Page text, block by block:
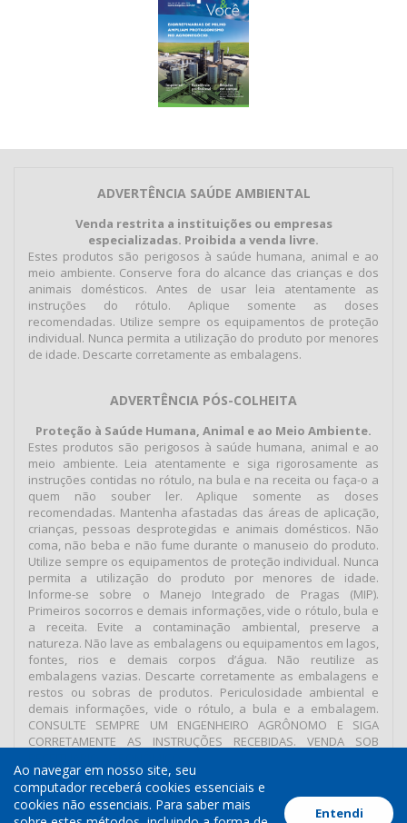
ADVERTÊNCIA SAÚDE AMBIENTAL
Venda restrita a instituições ou empresas
especializadas. Proibida a venda livre.
Estes produtos são perigosos à saúde humana, animal e ao
meio ambiente. Conserve fora do alcance das crianças e dos
animais domésticos. Antes de usar leia atentamente as
instruções do rótulo. Aplique somente as doses
recomendadas. Utilize sempre os equipamentos de proteção
individual. Nunca permita a utilização do produto por menores
de idade. Descarte corretamente as embalagens.
ADVERTÊNCIA PÓS-COLHEITA
Proteção à Saúde Humana, Animal e ao Meio Ambiente.
Estes produtos são perigosos à saúde humana, animal e ao
meio ambiente. Leia atentamente e siga rigorosamente as
instruções contidas no rótulo, na bula e na receita ou faça-o a
quem não souber ler. Aplique somente as doses
recomendadas. Mantenha afastadas das áreas de aplicação,
crianças, pessoas desprotegidas e animais domésticos. Não
coma, não beba e não fume durante o manuseio do produto.
Utilize sempre os equipamentos de proteção individual. Nunca
permita a utilização do produto por menores de idade.
Informe-se sobre o Manejo Integrado de Pragas (MIP).
Primeiros socorros e demais informações, vide o rótulo, bula e
a receita. Evite a contaminação ambiental, preserve a
natureza. Não lave as embalagens ou equipamentos em lagos,
fontes, rios e demais corpos d’água. Não reutilize as
embalagens vazias. Descarte corretamente as embalagens e
restos ou sobras de produtos. Periculosidade ambiental e
demais informações, vide o rótulo, a bula e a embalagem.
CONSULTE SEMPRE UM ENGENHEIRO AGRÔNOMO E SIGA
CORRETAMENTE AS INSTRUÇÕES RECEBIDAS. VENDA SOB
Termos de Uso Política de Cookies Política de Privacidade
Ao navegar em nosso site, seu
computador receberá cookies essenciais e
cookies não essenciais. Para saber mais
Entendi